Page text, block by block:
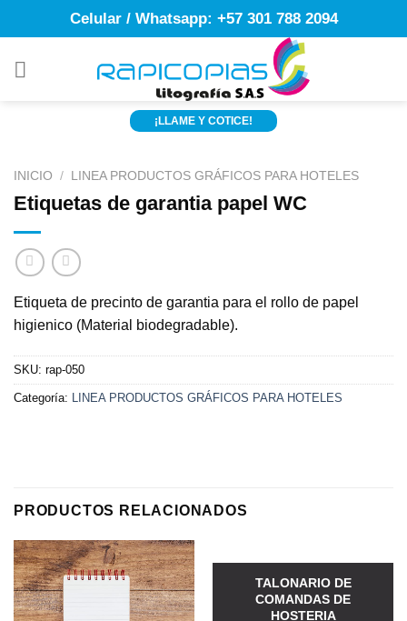
to
Celular / Whatsapp: +57 301 788 2094
¡LLAME Y COTICE!
INICIO / LINEA PRODUCTOS GRÁFICOS PARA HOTELES
Etiquetas de garantia papel WC
Etiqueta de precinto de garantia para el rollo de papel
higienico (Material biodegradable).
SKU: rap-050
Categoría: LINEA PRODUCTOS GRÁFICOS PARA HOTELES
PRODUCTOS RELACIONADOS
TALONARIO DE
COMANDAS DE
HOSTERIA